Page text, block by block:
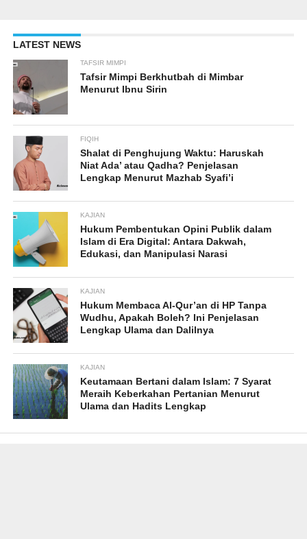
LATEST NEWS
TAFSIR MIMPI
Tafsir Mimpi Berkhutbah di Mimbar
Menurut Ibnu Sirin
FIQIH
Shalat di Penghujung Waktu: Haruskah
Niat Ada’ atau Qadha? Penjelasan
Lengkap Menurut Mazhab Syafi’i
KAJIAN
Hukum Pembentukan Opini Publik dalam
Islam di Era Digital: Antara Dakwah,
Edukasi, dan Manipulasi Narasi
KAJIAN
Hukum Membaca Al-Qur’an di HP Tanpa
Wudhu, Apakah Boleh? Ini Penjelasan
Lengkap Ulama dan Dalilnya
KAJIAN
Keutamaan Bertani dalam Islam: 7 Syarat
Meraih Keberkahan Pertanian Menurut
Ulama dan Hadits Lengkap